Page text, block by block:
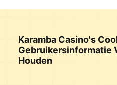
Karamba Casino's
Gebruikersinformatie
Houden